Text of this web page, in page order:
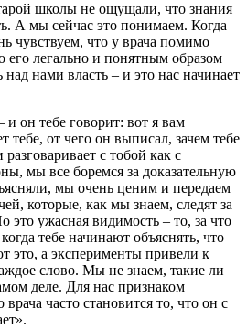
школы не ощущали, что знания
А мы сейчас это понимаем. Когда
чувствуем, что у врача помимо
его легально и понятным образом
нами власть – и это нас начинает
он тебе говорит: вот я вам
тебе, от чего он выписал, зачем тебе
с тобой как с
мы все боремся за доказательную
мы очень ценим и передаем
которые, как мы знаем, следят за
это ужасная видимость – то, за что
тебе начинают объяснять, что
это, а эксперименты привели к
слово. Мы не знаем, такие ли
деле. Для нас признаком
врача часто становится то, что он с